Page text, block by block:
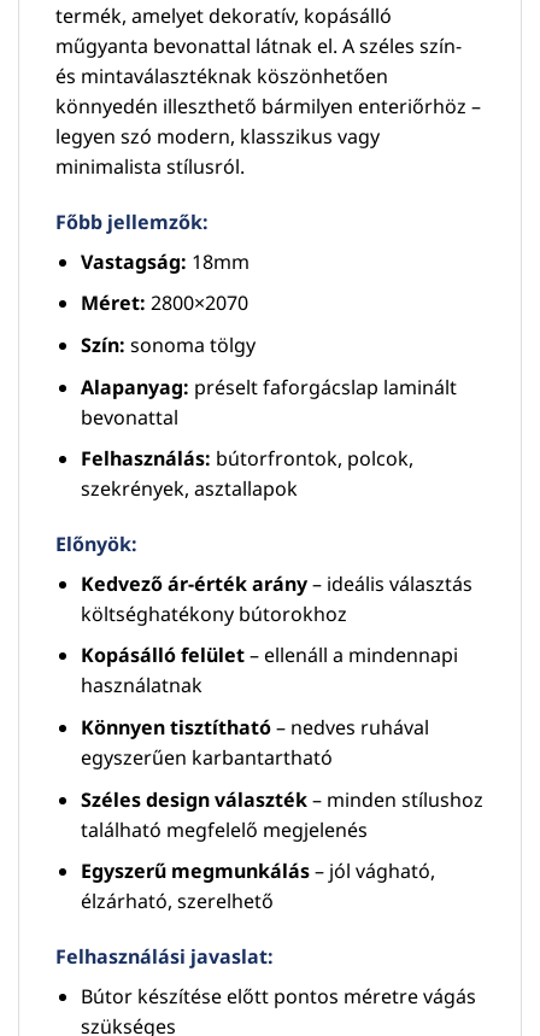
termék, amelyet dekoratív, kopásálló
műgyanta bevonattal látnak el. A széles szín-
és mintaválasztéknak köszönhetően
könnyedén illeszthető bármilyen enteriőrhöz –
legyen szó modern, klasszikus vagy
minimalista stílusról.
Főbb jellemzők:
Vastagság: 18mm
Méret: 2800×2070
Szín: sonoma tölgy
Alapanyag: préselt faforgácslap laminált
bevonattal
Felhasználás: bútorfrontok, polcok,
szekrények, asztallapok
Előnyök:
Kedvező ár-érték arány– ideális választás
költséghatékony bútorokhoz
Kopásálló felület– ellenáll a mindennapi
használatnak
Könnyen tisztítható– nedves ruhával
egyszerűen karbantartható
Széles design választék– minden stílushoz
található megfelelő megjelenés
Egyszerű megmunkálás– jól vágható,
élzárható, szerelhető
Felhasználási javaslat:
Bútor készítése előtt pontos méretre vágás
szükséges